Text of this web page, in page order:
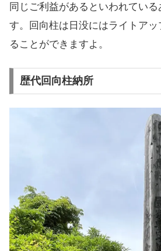
同じご利益があるといわれてい
す。回向柱は日没にはライトアッ
ることができますよ。
歴代回向柱納所